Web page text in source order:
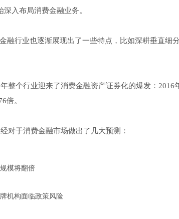
入布局消费金融业务。
融行业也逐渐展现出了一些特点，比如深耕垂直细
整个行业迎来了消费金融资产证券化的爆发：
倍。
对于消费金融市场做出了几大预测：
模将翻倍
机构面临政策风险